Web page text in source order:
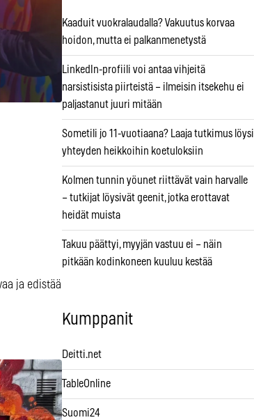
ja edistää
Kaaduit vuokralaudalla? Vakuutus korvaa
hoidon, mutta ei palkanmenetystä
LinkedIn-profiili voi antaa vihjeitä
narsistisista piirteistä – ilmeisin itsekehu ei
paljastanut juuri mitään
Sometili jo 11-vuotiaana? Laaja tutkimus löysi
yhteyden heikkoihin koetuloksiin
Kolmen tunnin yöunet riittävät vain harvalle
– tutkijat löysivät geenit, jotka erottavat
heidät muista
Takuu päättyi, myyjän vastuu ei – näin
pitkään kodinkoneen kuuluu kestää
Kumppanit
Deitti.net
TableOnline
Suomi24